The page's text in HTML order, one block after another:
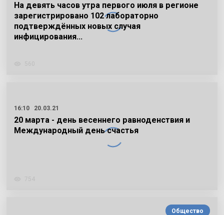
На девять часов утра первого июля в регионе
зарегистрировано 102 лабораторно
подтверждённых новых случая
инфицирования…
16:10 20.03.21
20 марта - день весеннего равноденствия и
Международный день счастья
Общество